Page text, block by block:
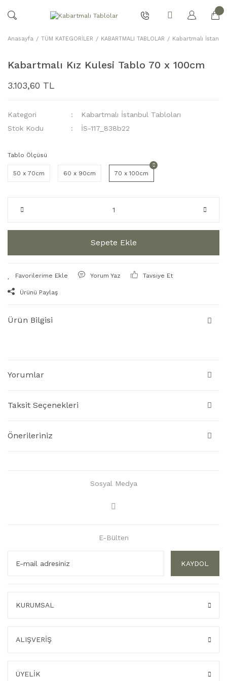
Anasayfa TÜM KATEGORİLER KABARTMALI TABLOLAR Kabartmalı
Kabartmalı Kız Kulesi Tablo 70 x 100cm
3.103,60 TL
Kategori
Kabartmalı İstanbul Tabloları
Stok Kodu
İS-117_838b22
Tablo Ölçüsü
50 x 70cm 60 x 90cm 70 x 100cm
Sepete Ekle
Yorum Yaz Tavsiye Et
Ürünü Paylaş
Ürün Bilgisi
Yorumlar
Taksit Seçenekleri
Önerileriniz
Sosyal Medya
E-Bülten
KAYDOL
KURUMSAL
ALIŞVERİŞ
ÜYELİK